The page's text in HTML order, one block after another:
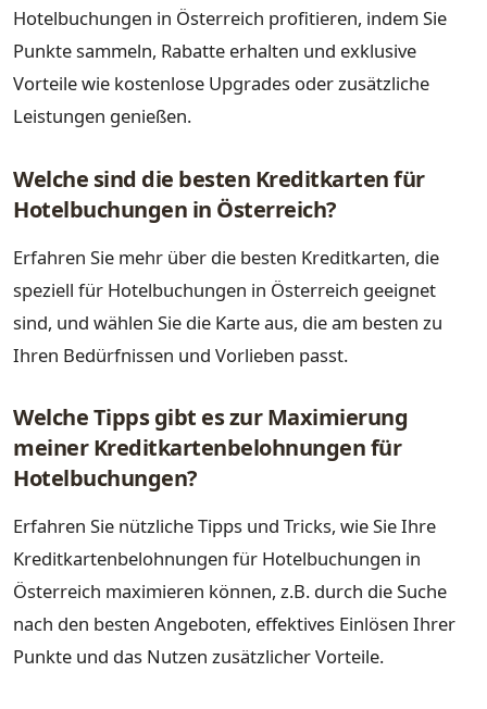
Hotelbuchungen in Österreich profitieren, indem Sie
Punkte sammeln, Rabatte erhalten und exklusive
Vorteile wie kostenlose Upgrades oder zusätzliche
Leistungen genießen.
Welche sind die besten Kreditkarten für
Hotelbuchungen in Österreich?
Erfahren Sie mehr über die besten Kreditkarten, die
speziell für Hotelbuchungen in Österreich geeignet
sind, und wählen Sie die Karte aus, die am besten zu
Ihren Bedürfnissen und Vorlieben passt.
Welche Tipps gibt es zur Maximierung
meiner Kreditkartenbelohnungen für
Hotelbuchungen?
Erfahren Sie nützliche Tipps und Tricks, wie Sie Ihre
Kreditkartenbelohnungen für Hotelbuchungen in
Österreich maximieren können, z.B. durch die Suche
nach den besten Angeboten, effektives Einlösen Ihrer
Punkte und das Nutzen zusätzlicher Vorteile.